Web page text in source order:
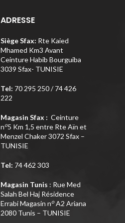
ADRESSE
Siège Sfax: Rte Kaied
Mhamed Km3 Avant
Ceinture Habib Bourguiba
3039 Sfax- TUNISIE
Tel: 70 295 250 / 74 426
222
Magasin Sfax : Ceinture
no5 Km 1,5 entre Rte Aïn et
Menzel Chaker 3072 Sfax –
TUNISIE
Tel: 74 462 303
Magasin Tunis : Rue Med
Salah Bel Haj Résidence
Errabi Magasin noA2 Ariana
2080 Tunis – TUNISIE